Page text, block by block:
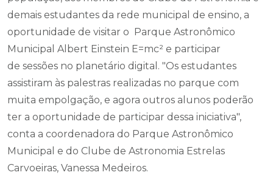
demais estudantes da rede municipal de ensino, a
oportunidade de visitar o Parque Astronômico
Municipal Albert Einstein E=mc² e participar
de sessões no planetário digital. "Os estudantes
assistiram às palestras realizadas no parque com
muita empolgação, e agora outros alunos poderão
ter a oportunidade de participar dessa iniciativa",
conta a coordenadora do Parque Astronômico
Municipal e do Clube de Astronomia Estrelas
Carvoeiras, Vanessa Medeiros.